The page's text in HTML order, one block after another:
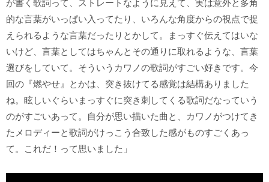
が書く歌詞って、ストレートなように見えて、実は意外と多角
的な言葉がいっぱい入ってたり、いろんな角度からの視点で捉
えられるような言葉だったりとかして。まっすぐ伝えてはいな
いけど、言葉としてはちゃんとその通りに取れるような、言葉
選びをしていて。そういうカワノの歌詞がすごい好きです。今
回の『燃やせ』とかは、突き抜けてる感覚は結構ありました
ね。眩しいぐらいまっすぐに突き刺してくる歌詞だなっていう
のがすごいあって。自分が思い描いた曲と、カワノがつけてき
たメロディーと歌詞がけっこう合致した感がものすごくあっ
て。これだ！って思いました」